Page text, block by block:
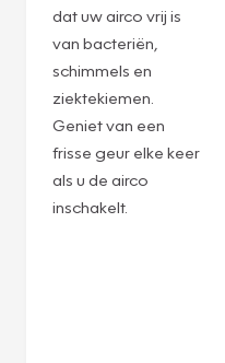
dat uw airco vrij is
van bacteriën,
schimmels en
ziektekiemen.
Geniet van een
frisse geur elke keer
als u de airco
inschakelt.